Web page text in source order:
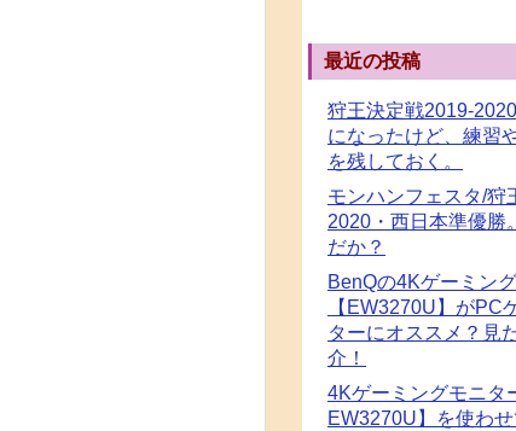
最近の投稿
狩王決定戦2019-
になったけど、練習
を残しておく。
モンハンフェスタ/狩
2020・西日本準優勝
だか？
BenQの4Kゲーミン
【EW3270U】がPC
ターにオススメ？見
介！
4Kゲーミングモニタ
EW3270U】を使わ